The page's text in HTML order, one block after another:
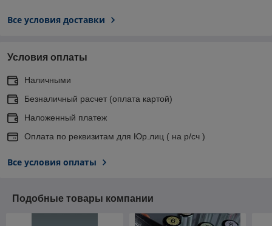
Все условия доставки
Условия оплаты
Наличными
Безналичный расчет (оплата картой)
Наложенный платеж
Оплата по реквизитам для Юр.лиц ( на р/сч )
Все условия оплаты
Подобные товары компании